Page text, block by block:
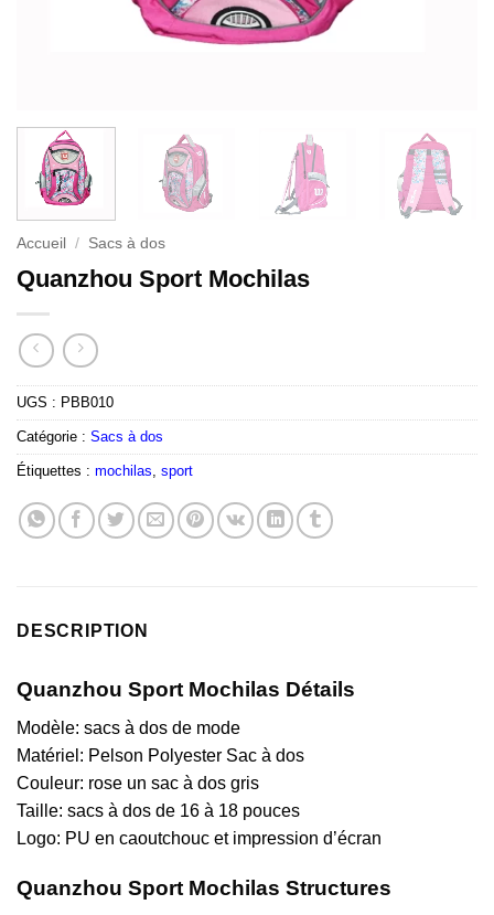
Accueil / Sacs à dos
Quanzhou Sport Mochilas
UGS : PBB010
Catégorie : Sacs à dos
Étiquettes : mochilas, sport
DESCRIPTION
Quanzhou Sport Mochilas Détails
Modèle: sacs à dos de mode
Matériel: Pelson Polyester Sac à dos
Couleur: rose un sac à dos gris
Taille: sacs à dos de 16 à 18 pouces
Logo: PU en caoutchouc et impression d’écran
Quanzhou Sport Mochilas Structures